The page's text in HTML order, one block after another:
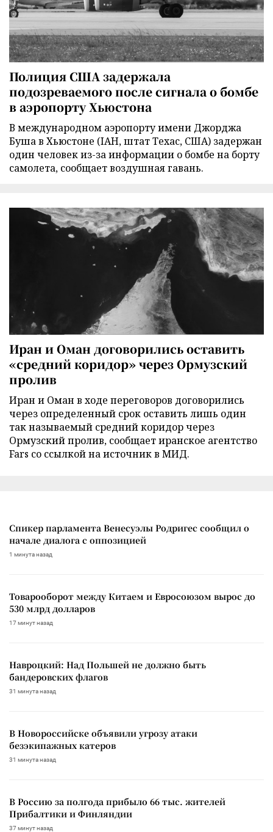
Полиция США задержала
подозреваемого после сигнала о бомбе
в аэропорту Хьюстона
В международном аэропорту имени Джорджа
Буша в Хьюстоне (IAH, штат Техас, США) задержан
один человек из-за информации о бомбе на борту
самолета, сообщает воздушная гавань.
Иран и Оман договорились оставить
«средний коридор» через Ормузский
пролив
Иран и Оман в ходе переговоров договорились
через определенный срок оставить лишь один
так называемый средний коридор через
Ормузский пролив, сообщает иранское агентство
Fars со ссылкой на источник в МИД.
Спикер парламента Венесуэлы Родригес сообщил о
начале диалога с оппозицией
1 минута назад
Товарооборот между Китаем и Евросоюзом вырос до
530 млрд долларов
17 минут назад
Навроцкий: Над Польшей не должно быть
бандеровских флагов
31 минута назад
В Новороссийске объявили угрозу атаки
безэкипажных катеров
31 минута назад
В Россию за полгода прибыло 66 тыс. жителей
Прибалтики и Финляндии
37 минут назад